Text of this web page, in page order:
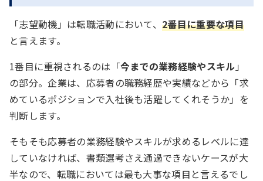
「志望動機」は転職活動において、2番目に重要な項目
と言えます。
1番目に重視されるのは「今までの業務経験やスキル 」
の部分。企業は、応募者の職務経歴や実績などから「求
めているポジションで入社後も活躍してくれそうか」を
判断します。
そもそも応募者の業務経験やスキルが求めるレベルに達
していなければ、書類選考さえ通過できないケースが大
半なので、転職においては最も大事な項目と言えるでし